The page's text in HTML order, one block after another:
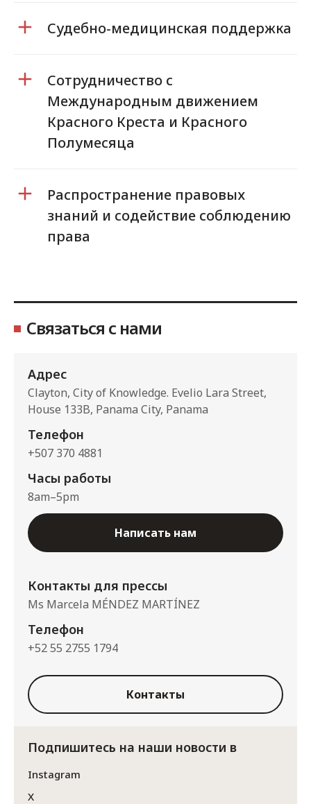
Судебно-медицинская поддержка
Сотрудничество с
Международным движением
Красного Креста и Красного
Полумесяца
Распространение правовых
знаний и содействие соблюдению
права
Связаться с нами
Адрес
Clayton, City of Knowledge. Evelio Lara Street,
House 133B, Panama City, Panama
Телефон
+507 370 4881
Часы работы
8am–5pm
Написать нам
Контакты для прессы
Ms Marcela MÉNDEZ MARTÍNEZ
Телефон
+52 55 2755 1794
Контакты
Подпишитесь на наши новости в
Instagram
X